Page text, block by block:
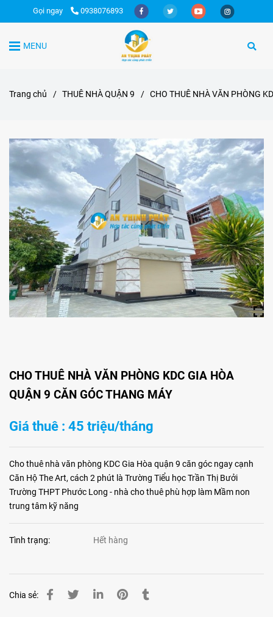
Gọi ngay 0938076893
MENU
Trang chủ / THUÊ NHÀ QUẬN 9 / CHO THUÊ NHÀ VĂN PHÒNG
CHO THUÊ NHÀ VĂN PHÒNG KDC GIA HÒA
QUẬN 9 CĂN GÓC THANG MÁY
Giá thuê : 45 triệu/tháng
Cho thuê nhà văn phòng KDC Gia Hòa quận 9 căn góc ngay cạnh
Căn Hộ The Art, cách 2 phút là Trường Tiểu học Trần Thị Bưởi
Trường THPT Phước Long - nhà cho thuê phù hợp làm Mầm non
trung tâm kỹ năng
Tình trạng: Hết hàng
Chia sẻ: